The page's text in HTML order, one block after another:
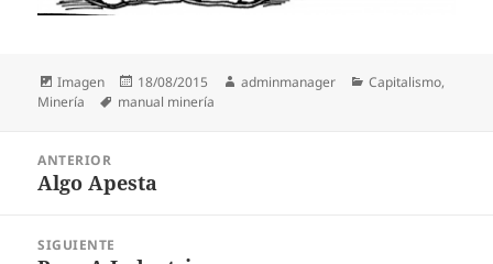
Formato
Imagen
Publicado
el
18/08/2015 Autor
adminmanager Categorías
Capitalismo,
Minería
Etiquetas
manual minería
entradas
ANTERIOR
Entrada
Algo Apesta
SIGUIENTE